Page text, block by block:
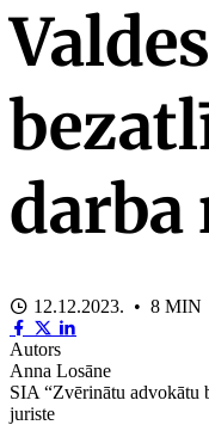
12.12.2023. • 8 MIN
Autors
Anna Losāne
SIA “Zvērinātu advokātu
juriste